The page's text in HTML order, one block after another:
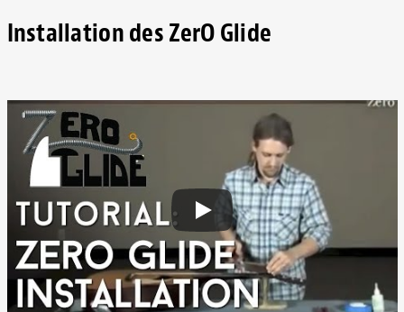
Installation des ZerO Glide